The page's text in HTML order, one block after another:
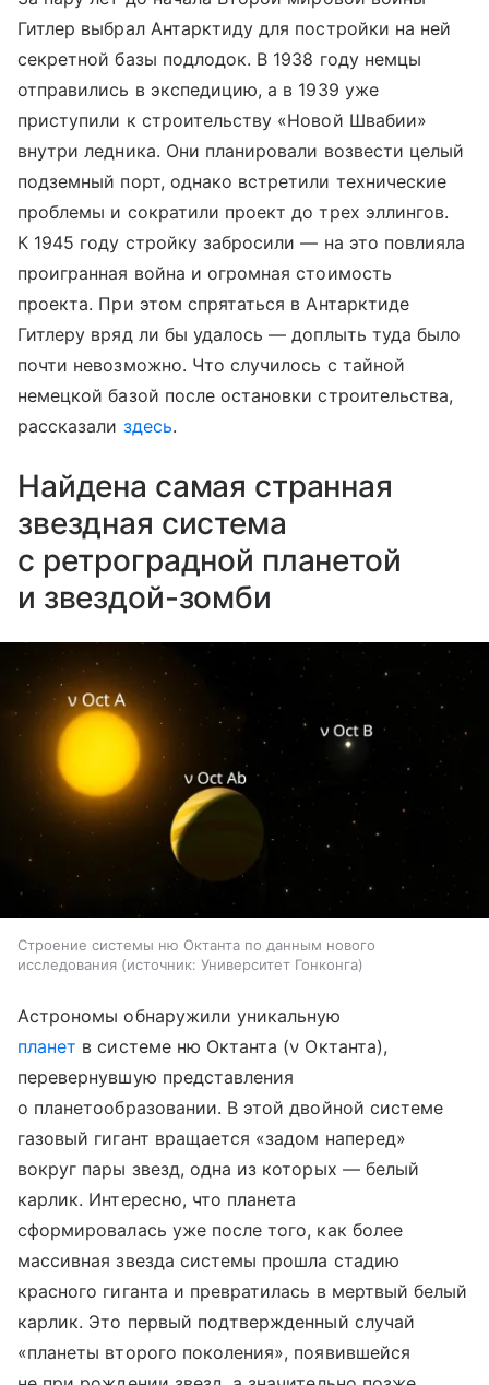
Гитлер выбрал Антарктиду для постройки на ней
секретной базы подлодок. В 1938 году немцы
отправились в экспедицию, а в 1939 уже
приступили к строительству «Новой Швабии»
внутри ледника. Они планировали возвести целый
подземный порт, однако встретили технические
проблемы и сократили проект до трех эллингов.
К 1945 году стройку забросили — на это повлияла
проигранная война и огромная стоимость
проекта. При этом спрятаться в Антарктиде
Гитлеру вряд ли бы удалось — доплыть туда было
почти невозможно. Что случилось с тайной
немецкой базой после остановки строительства,
рассказали здесь.
Найдена самая странная
звездная система
с ретроградной планетой
и звездой-зомби
Строение системы ню Октанта по данным нового
исследования
источник: Университет Гонконга
Астрономы обнаружили уникальную
планет в системе ню Октанта (ν Октанта),
перевернувшую представления
о планетообразовании. В этой двойной системе
газовый гигант вращается «задом наперед»
вокруг пары звезд, одна из которых — белый
карлик. Интересно, что планета
сформировалась уже после того, как более
массивная звезда системы прошла стадию
красного гиганта и превратилась в мертвый белый
карлик. Это первый подтвержденный случай
«планеты второго поколения», появившейся